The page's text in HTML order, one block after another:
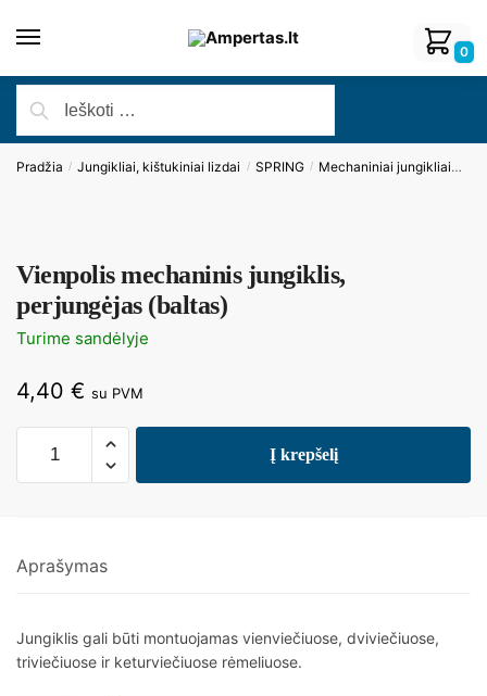
0
Pradžia / Jungikliai, kištukiniai lizdai / SPRING / Mechaniniai jungikliai
Vienpolis mechaninis jungiklis,
perjungėjas (baltas)
Turime sandėlyje
4,40 € su PVM
Į krepšelį
Aprašymas
Jungiklis gali būti montuojamas vienviečiuose, dviviečiuose,
triviečiuose ir keturviečiuose rėmeliuose.